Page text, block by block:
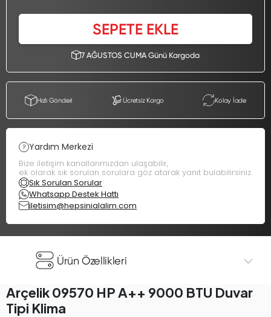
SEPETE EKLE
7 AĞUSTOS CUMA Günü Kargoda
Hızlı Gönderi Ücretsiz Kargo Kolay İade
Yardım Merkezi
Bize iletişim kanallarımızdan ulaşabilir,
ek olarak sık sorulan sorulara göz atarak yanıt bulabilirsiniz.
Sık Sorulan Sorular
Whatsapp Destek Hattı
iletisim@hepsinialalim.com
Ürün Özellikleri
Arçelik 09570 HP A++ 9000 BTU Duvar
Tipi Klima